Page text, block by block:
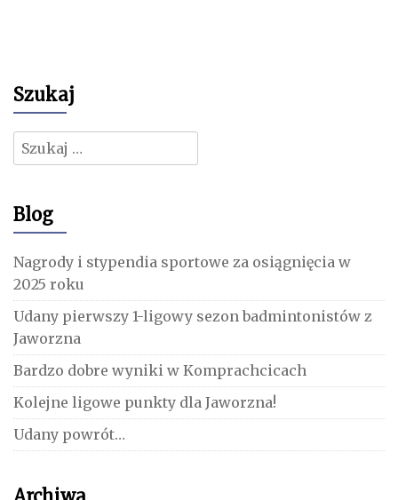
Szukaj
Szukaj:
Blog
Nagrody i stypendia sportowe za osiągnięcia w
2025 roku
Udany pierwszy 1-ligowy sezon badmintonistów z
Jaworzna
Bardzo dobre wyniki w Komprachcicach
Kolejne ligowe punkty dla Jaworzna!
Udany powrót…